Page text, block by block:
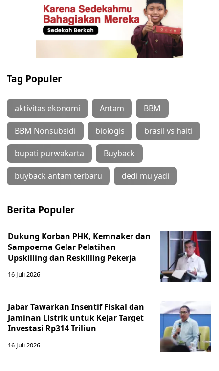
Tag Populer
aktivitas ekonomi Antam BBM
BBM Nonsubsidi biologis brasil vs haiti
bupati purwakarta Buyback
buyback antam terbaru dedi mulyadi
Berita Populer
Dukung Korban PHK, Kemnaker dan
Sampoerna Gelar Pelatihan
Upskilling dan Reskilling Pekerja
16 Juli 2026
Jabar Tawarkan Insentif Fiskal dan
Jaminan Listrik untuk Kejar Target
Investasi Rp314 Triliun
16 Juli 2026